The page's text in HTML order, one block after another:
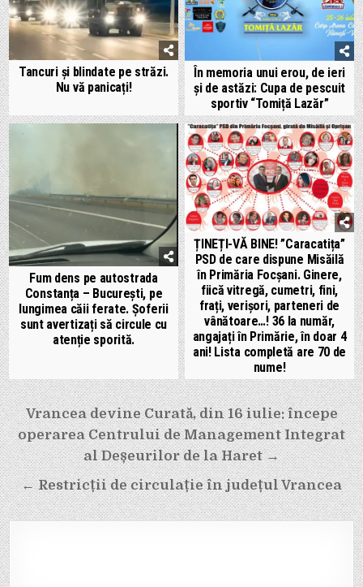
Tancuri și blindate pe străzi.
Nu vă panicați!
În memoria unui erou, de ieri
și de astăzi: Cupa de pescuit
sportiv “Tomiță Lazăr”
Fum dens pe autostrada
Constanța – București, pe
lungimea căii ferate. Șoferii
sunt avertizați să circule cu
atenție sporită.
ȚINEȚI-VĂ BINE! ”Caracatița”
PSD de care dispune Misăilă
în Primăria Focșani. Ginere,
fiică vitregă, cumetri, fini,
frați, verișori, parteneri de
vânătoare…! 36 la număr,
angajați în Primărie, în doar 4
ani! Lista completă are 70 de
nume!
Navigare
în
articole
Vrancea devine Curată, din 16 iulie: începe
operarea Centrului de Management Integrat
al Deșeurilor de la Haret →
← Restricții de circulație în județul Vrancea